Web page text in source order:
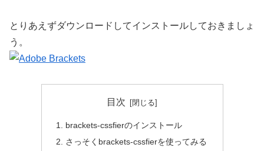
とりあえずダウンロードしてインストールしておきましょ
う。
目次
brackets-cssfierのインストール
さっそくbrackets-cssfierを使ってみる